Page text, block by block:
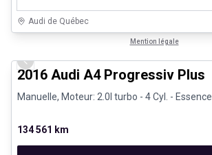
Audi de Québec
Mention légale
Previous slide
2016 Audi A4 Progressiv Plus
Manuelle, Moteur: 2.0l turbo - 4 Cyl. - Essence
134 561 km